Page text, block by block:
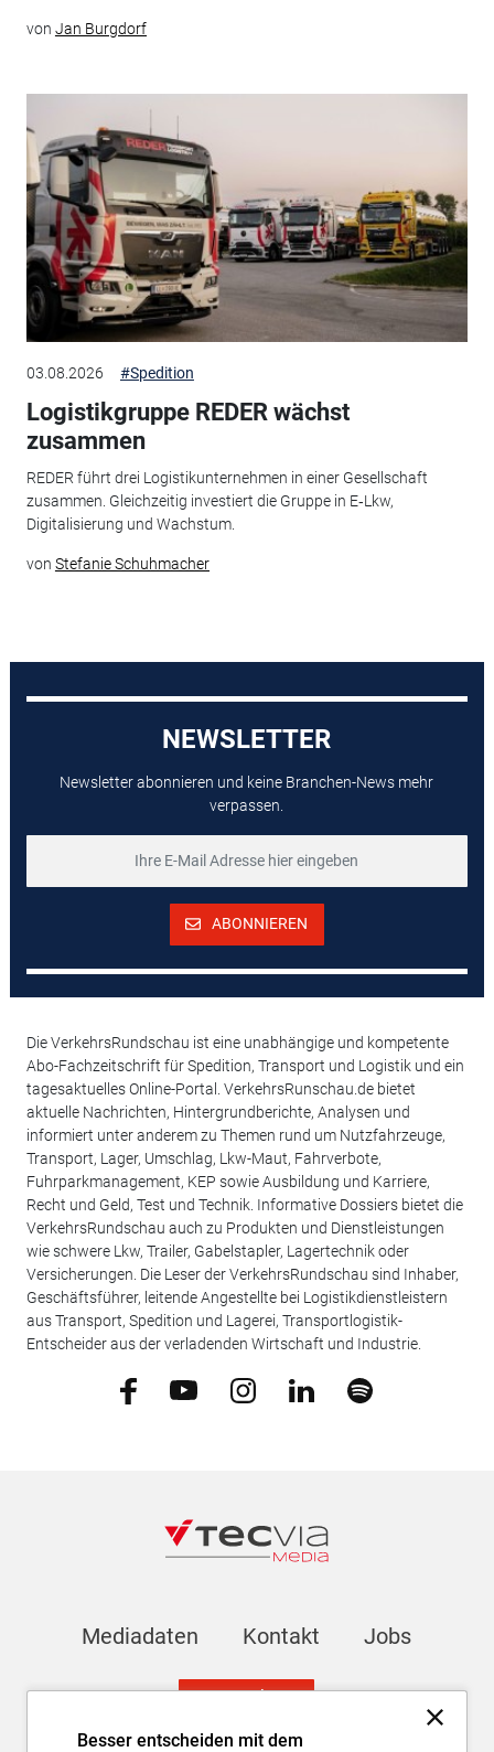
von Jan Burgdorf
03.08.2026 #Spedition
Logistikgruppe REDER wächst
zusammen
REDER führt drei Logistikunternehmen in einer Gesellschaft
zusammen. Gleichzeitig investiert die Gruppe in E‑Lkw,
Digitalisierung und Wachstum.
von Stefanie Schuhmacher
Besser entscheiden mit dem
NEWSLETTER
Newsletter abonnieren und keine Branchen-News mehr
verpassen.
ABONNIEREN
Die VerkehrsRundschau ist eine unabhängige und kompetente
Abo-Fachzeitschrift für Spedition, Transport und Logistik und ein
tagesaktuelles Online-Portal. VerkehrsRunschau.de bietet
aktuelle Nachrichten, Hintergrundberichte, Analysen und
informiert unter anderem zu Themen rund um Nutzfahrzeuge,
Transport, Lager, Umschlag, Lkw-Maut, Fahrverbote,
Fuhrparkmanagement, KEP sowie Ausbildung und Karriere,
Recht und Geld, Test und Technik. Informative Dossiers bietet die
VerkehrsRundschau auch zu Produkten und Dienstleistungen
wie schwere Lkw, Trailer, Gabelstapler, Lagertechnik oder
Versicherungen. Die Leser der VerkehrsRundschau sind Inhaber,
Geschäftsführer, leitende Angestellte bei Logistikdienstleistern
aus Transport, Spedition und Lagerei, Transportlogistik-
Entscheider aus der verladenden Wirtschaft und Industrie.
Mediadaten Kontakt Jobs
Newsletter